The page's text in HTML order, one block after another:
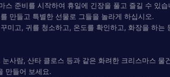
준비를 시작하여 휴일에 긴장을 풀고 즐길 수 있습
만들고 특별한 선물로 그들을 놀라게 하십시오.
고, 귀를 청소하고, 온도를 확인하고, 화장을 하는
사람, 산타 클로스 등과 같은 화려한 크리스마스 물
만들어 보세요.